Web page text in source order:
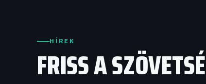
HÍREK
FRISS A